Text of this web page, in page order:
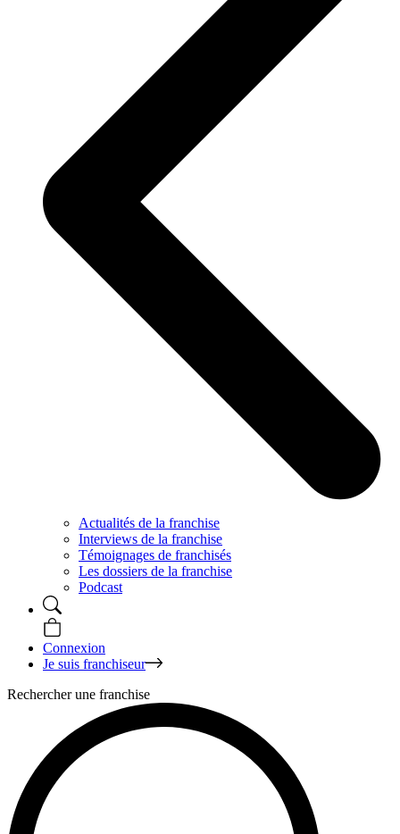
Actualités de la franchise
Interviews de la franchise
Témoignages de franchisés
Les dossiers de la franchise
Podcast
Connexion
Je suis franchiseur
Rechercher une franchise